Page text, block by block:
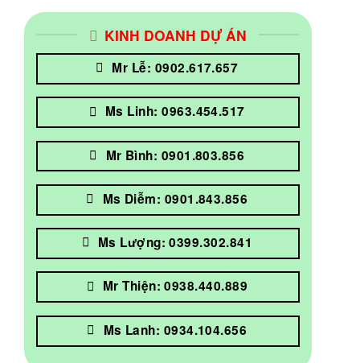
KINH DOANH DỰ ÁN
Mr Lễ: 0902.617.657
Ms Linh: 0963.454.517
Mr Bình: 0901.803.856
Ms Diễm: 0901.843.856
Ms Lượng: 0399.302.841
Mr Thiện: 0938.440.889
Ms Lanh: 0934.104.656